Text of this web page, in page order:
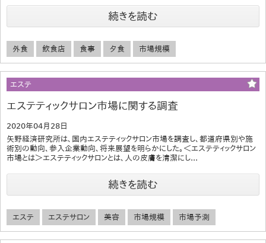
続きを読む
外食 飲食店 食事 夕食 市場規模
エステ
エステティックサロン市場に関する調査
2020年04月28日
矢野経済研究所は、国内エステティックサロン市場を調査し、都道府県別や施
術別の動向、参入企業動向、将来展望を明らかにした。＜エステティックサロン
市場とは＞エステティックサロンとは、人の皮膚を清潔にし...
続きを読む
エステ エステサロン 美容 市場規模 市場予測